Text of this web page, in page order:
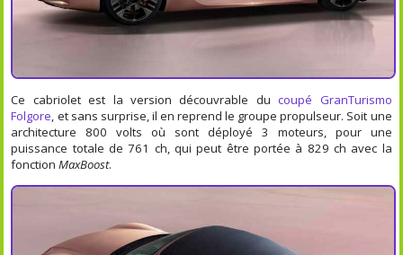
Ce cabriolet est la version découvrable ducoupé GranTurismo
Folgore, et sans surprise, il en reprend le groupe propulseur. Soit une
architecture 800 volts où sont déployé 3 moteurs, pour une
puissance totale de 761 ch, qui peut être portée à 829 ch avec la
fonctionMaxBoost.